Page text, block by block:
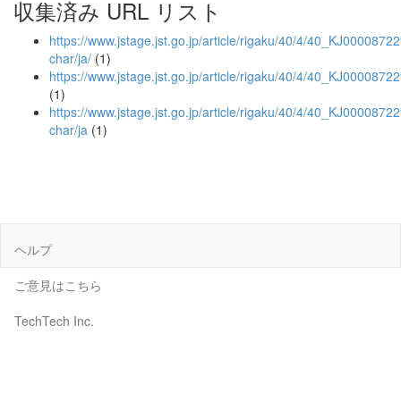
収集済み URL リスト
https://www.jstage.jst.go.jp/article/rigaku/40/4/
char/ja/ (1)
https://www.jstage.jst.go.jp/article/rigaku/40/4/
(1)
https://www.jstage.jst.go.jp/article/rigaku/40/4/
char/ja (1)
ヘルプ
ご意見はこちら
TechTech Inc.